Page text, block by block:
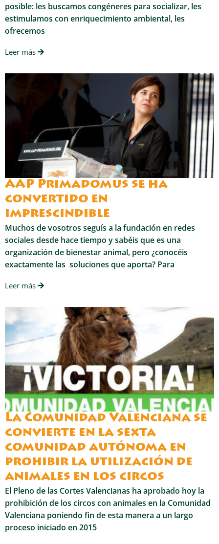
posible: les buscamos congéneres para socializar, les
estimulamos con enriquecimiento ambiental, les
ofrecemos
Leer más
AAP Primadomus se ha
convertido en
imprescindible
Muchos de vosotros seguís a la fundación en redes
sociales desde hace tiempo y sabéis que es una
organización de bienestar animal, pero ¿conocéis
exactamente las soluciones que aporta? Para
Leer más
La Comunidad Valenciana se
convierte en la sexta
comunidad autónoma en
prohibir la utilización de
animales en los circos
El Pleno de las Cortes Valencianas ha aprobado hoy la
prohibición de los circos con animales en la Comunidad
Valenciana poniendo fin de esta manera a un largo
proceso iniciado en 2015